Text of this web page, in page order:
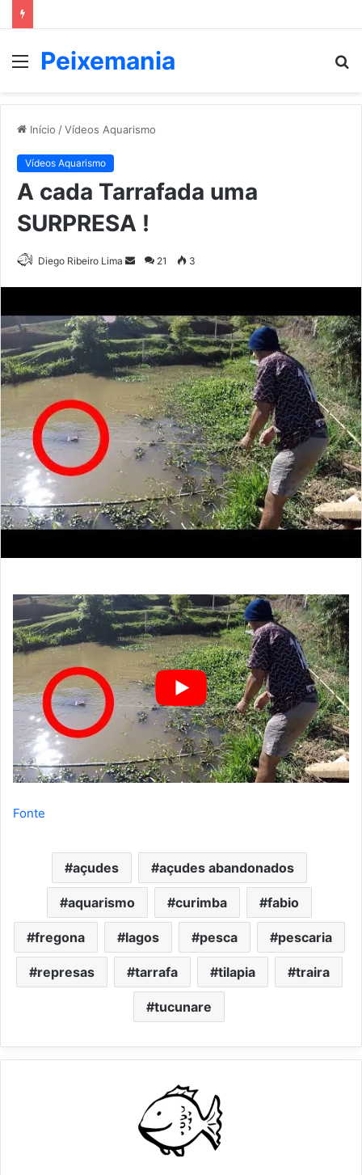
Menu
Peixemania
Início /Vídeos Aquarismo
Vídeos Aquarismo
A cada Tarrafada uma
SURPRESA !
Diego Ribeiro Lima
Mande
mail
21 3
Fonte
açudes açudes abandonados
aquarismo curimba fabio
fregona lagos pesca pescaria
represas tarrafa tilapia traira
tucunare